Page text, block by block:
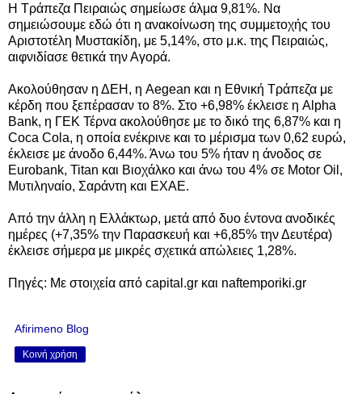
Η Τράπεζα Πειραιώς σημείωσε άλμα 9,81%. Να
σημειώσουμε εδώ ότι η ανακοίνωση της συμμετοχής του
Αριστοτέλη Μυστακίδη, με 5,14%, στο μ.κ. της Πειραιώς,
αιφνιδίασε θετικά την Αγορά.
Ακολούθησαν η ΔΕΗ, η Aegean και η Εθνική Τράπεζα με
κέρδη που ξεπέρασαν το 8%. Στο +6,98% έκλεισε η Alpha
Bank, η ΓΕΚ Τέρνα ακολούθησε με το δικό της 6,87% και η
Coca Cola, η οποία ενέκρινε και το μέρισμα των 0,62 ευρώ,
έκλεισε με άνοδο 6,44%. Άνω του 5% ήταν η άνοδος σε
Eurobank, Titan και Βιοχάλκο και άνω του 4% σε Motor Oil,
Μυτιληναίο, Σαράντη και ΕΧΑΕ.
Από την άλλη η Ελλάκτωρ, μετά από δυο έντονα ανοδικές
ημέρες (+7,35% την Παρασκευή και +6,85% την Δευτέρα)
έκλεισε σήμερα με μικρές σχετικά απώλειες 1,28%.
Πηγές: Με στοιχεία από capital.gr και naftemporiki.gr
Afirimeno Blog
Κοινή χρήση